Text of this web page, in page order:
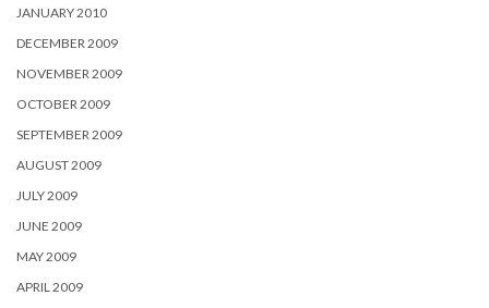
JANUARY 2010
DECEMBER 2009
NOVEMBER 2009
OCTOBER 2009
SEPTEMBER 2009
AUGUST 2009
JULY 2009
JUNE 2009
MAY 2009
APRIL 2009